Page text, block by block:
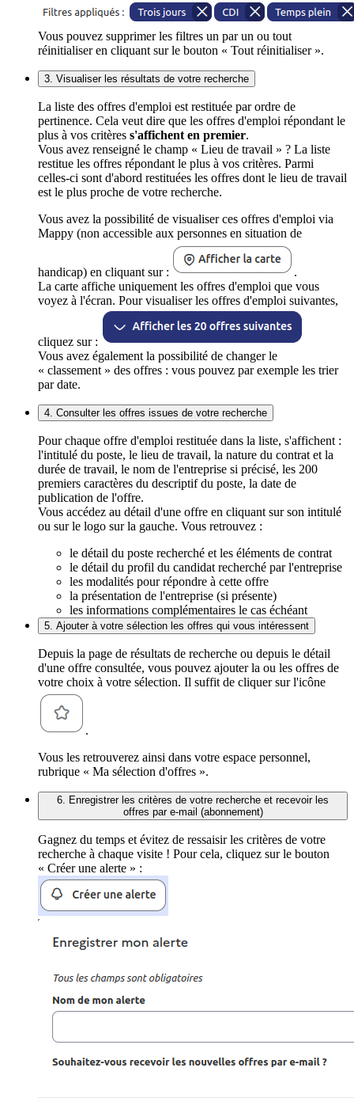
Vous pouvez supprimer les filtres un par un ou tout
réinitialiser en cliquant sur le bouton « Tout réinitialiser ».
3. Visualiser les résultats de votre recherche
La liste des offres d'emploi est restituée par ordre de
pertinence. Cela veut dire que les offres d'emploi répondant le
plus à vos critères s'affichent en premier.
Vous avez renseigné le champ « Lieu de travail » ? La liste
restitue les offres répondant le plus à vos critères. Parmi
celles-ci sont d'abord restituées les offres dont le lieu de travail
est le plus proche de votre recherche.
Vous avez la possibilité de visualiser ces offres d'emploi via
Mappy (non accessible aux personnes en situation de
handicap) en cliquant sur :
.
La carte affiche uniquement les offres d'emploi que vous
voyez à l'écran. Pour visualiser les offres d'emploi suivantes,
cliquez sur :
Vous avez également la possibilité de changer le
« classement » des offres : vous pouvez par exemple les trier
par date.
4. Consulter les offres issues de votre recherche
Pour chaque offre d'emploi restituée dans la liste, s'affichent :
l'intitulé du poste, le lieu de travail, la nature du contrat et la
durée de travail, le nom de l'entreprise si précisé, les 200
premiers caractères du descriptif du poste, la date de
publication de l'offre.
Vous accédez au détail d'une offre en cliquant sur son intitulé
ou sur le logo sur la gauche. Vous retrouvez :
le détail du poste recherché et les éléments de contrat
le détail du profil du candidat recherché par l'entreprise
les modalités pour répondre à cette offre
la présentation de l'entreprise (si présente)
les informations complémentaires le cas échéant
5. Ajouter à votre sélection les offres qui vous intéressent
Depuis la page de résultats de recherche ou depuis le détail
d'une offre consultée, vous pouvez ajouter la ou les offres de
votre choix à votre sélection. Il suffit de cliquer sur l'icône
.
Vous les retrouverez ainsi dans votre espace personnel,
rubrique « Ma sélection d'offres ».
6. Enregistrer les critères de votre recherche et recevoir les
offres par e-mail (abonnement)
Gagnez du temps et évitez de ressaisir les critères de votre
recherche à chaque visite ! Pour cela, cliquez sur le bouton
« Créer une alerte » :